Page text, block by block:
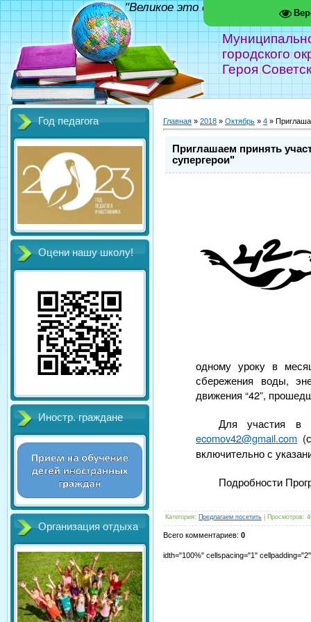
городского
Героя
"Великое это дело - школа!"
Год педагога
Оцени нашу школу!
Иностр. граждане
Организация отдыха
Главная » 2018 » Октябрь » 4 »
Приглашаем принять
супергерои"
одному уроку в
сбережения воды,
движения “42”,
Для участия в
ecomov42@gmail.com
включительно с
Подробности
Категория: Предлагаем посетить Просмотров:
Всего комментариев: 0
idth="100%" cellspacing="1"